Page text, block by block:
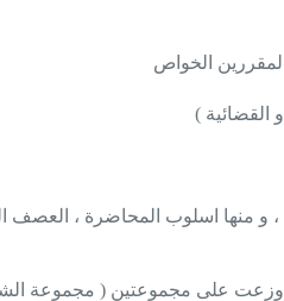
المقررين الخواص
القضائية )
و منها اسلوب المحاضرة ، العصف
وزعت على مجموعتين ( مجموعة